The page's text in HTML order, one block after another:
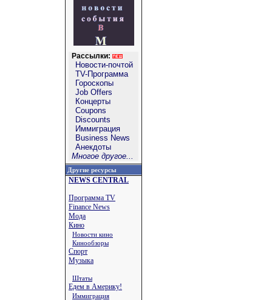
Рассылки:
Новости-почтой
TV-Программа
Гороскопы
Job Offers
Концерты
Coupons
Discounts
Иммиграция
Business News
Анекдоты
Многое другое...
Другие ресурсы
NEWS CENTRAL
Программа TV
Finance News
Мода
Кино
Новости кино
Кинообзоры
Спорт
Музыка
Штаты
Едем в Америку!
Иммиграция